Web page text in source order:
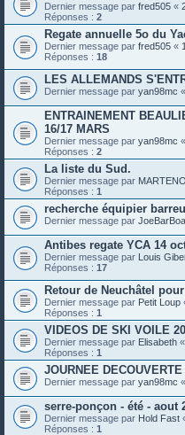
Dernier message par fred505 «
Réponses : 2
Regate annuelle 5o du
Dernier message par fred505 «
Réponses : 18
LES ALLEMANDS
Dernier message par yan98mc «
ENTRAINEMENT
16/17 MARS
Dernier message par yan98mc «
Réponses : 2
La liste du Sud.
Dernier message par
Réponses : 1
recherche équipier
Dernier message par
Antibes regate YCA 14
Dernier message par Louis
Réponses : 17
Retour de Neuchâtel
Dernier message par Petit Loup
Réponses : 1
VIDEOS DE SKI VOILE
Dernier message par Elisabeth «
Réponses : 1
JOURNEE
Dernier message par yan98mc «
serre-ponçon - été - aout
Dernier message par Hold Fast
Réponses : 1